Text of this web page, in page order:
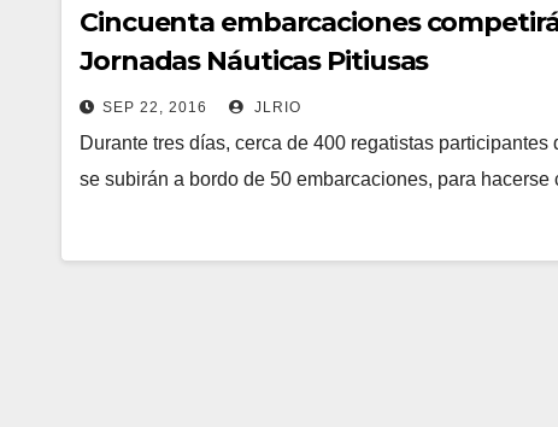
Cincuenta embarcaciones
Jornadas Náuticas Pitiusas
SEP 22, 2016 JLRIO
Durante tres días, cerca de 400 regatistas
se subirán a bordo de 50 embarcaciones, para